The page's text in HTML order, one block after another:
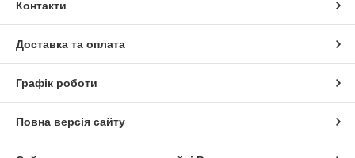
Контакти
Доставка та оплата
Графік роботи
Повна версія сайту